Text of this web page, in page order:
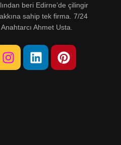
beri Edirne’de çilingir
sahip tek firma. 7/24
Ahmet Usta.